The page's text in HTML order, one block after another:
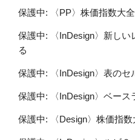
保護中: 〈PP〉株価指数大全
保護中: 〈InDesign〉新し
る
保護中: 〈InDesign〉表のセ
保護中: 〈InDesign〉ベース
保護中: 〈Design〉株価指数